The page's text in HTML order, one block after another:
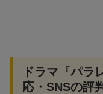
ドラマ『パラ
応・SNSの評